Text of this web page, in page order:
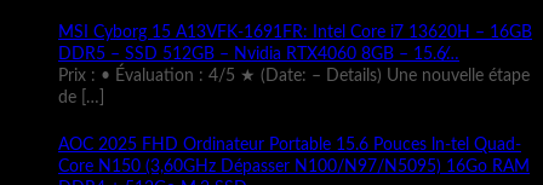
MSI Cyborg 15 A13VFK-1691FR: Intel Core i7 13620H – 16GB
DDR5 – SSD 512GB – Nvidia RTX4060 8GB – 15.6̸…
Prix : • Évaluation : 4/5 ★ (Date: – Details) Une nouvelle étape
de
[…]
AOC 2025 FHD Ordinateur Portable 15.6 Pouces ln-tel Quad-
Core N150 (3,60GHz Dépasser N100/N97/N5095) 16Go RAM